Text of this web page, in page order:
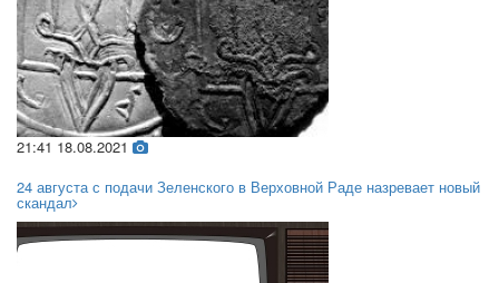
21:41 18.08.2021
24 августа с подачи Зеленского в Верховной Раде назревает новый
скандал